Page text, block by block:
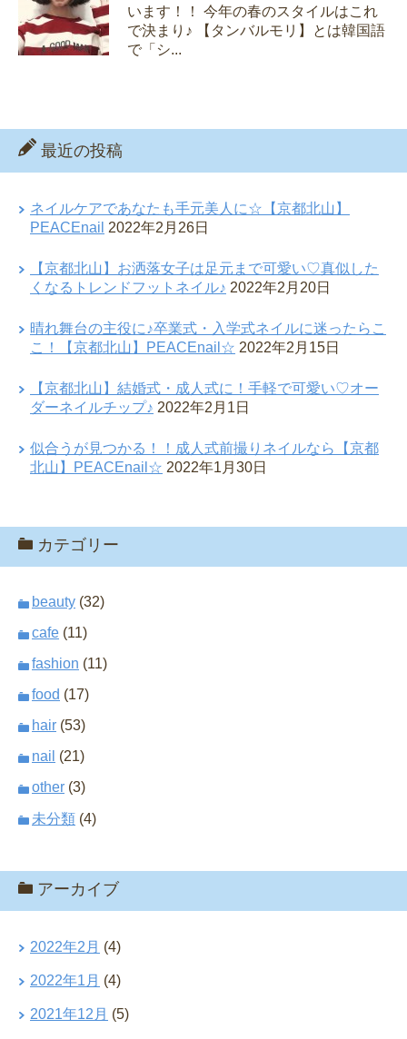
います！！ 今年の春のスタイルはこれ
で決まり♪ 【タンバルモリ】とは韓国語
で「シ...
最近の投稿
ネイルケアであなたも手元美人に☆【京都北山】
PEACEnail 2022年2月26日
【京都北山】お洒落女子は足元まで可愛い♡真似した
くなるトレンドフットネイル♪ 2022年2月20日
晴れ舞台の主役に♪卒業式・入学式ネイルに迷ったらこ
こ！【京都北山】PEACEnail☆ 2022年2月15日
【京都北山】結婚式・成人式に！手軽で可愛い♡オー
ダーネイルチップ♪ 2022年2月1日
似合うが見つかる！！成人式前撮りネイルなら【京都
北山】PEACEnail☆ 2022年1月30日
カテゴリー
beauty (32)
cafe (11)
fashion (11)
food (17)
hair (53)
nail (21)
other (3)
未分類 (4)
アーカイブ
2022年2月 (4)
2022年1月 (4)
2021年12月 (5)